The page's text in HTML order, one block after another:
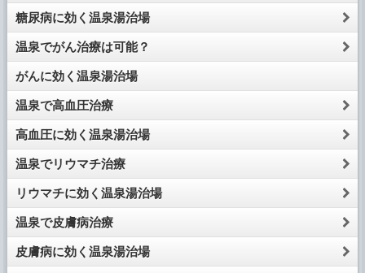
糖尿病に効く温泉湯治場
温泉でがん治療は可能？
がんに効く温泉湯治場
温泉で高血圧治療
高血圧に効く温泉湯治場
温泉でリウマチ治療
リウマチに効く温泉湯治場
温泉で皮膚病治療
皮膚病に効く温泉湯治場